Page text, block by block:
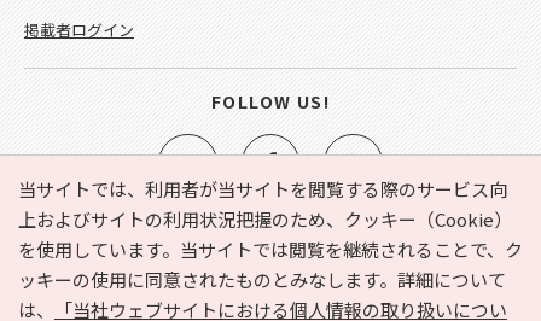
当サイトでは、利用者が当サイトを閲覧する際のサービス向
上およびサイトの利用状況把握のため、クッキー（Cookie）
を使用しています。当サイトでは閲覧を継続されることで、ク
ッキーの使用に同意されたものとみなします。詳細について
は、
「当社ウェブサイトにおける個人情報の取り扱いについ
e-NAVITA（イーナビタ）とは？ お気に入り
ヘルプ
利用規約
個人情報の取り扱いについて
運営会社
掲載者ログイン
FOLLOW US!